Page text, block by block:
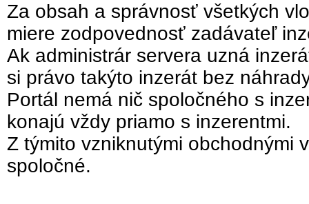
Za obsah a správnosť všetkých
miere zodpovednosť zadávateľ
Ak administrár servera uzná
si právo takýto inzerát bez
Portál nemá nič spoločného s
konajú vždy priamo s inzerentmi.
Z týmito vzniknutými obchodnými
spoločné.